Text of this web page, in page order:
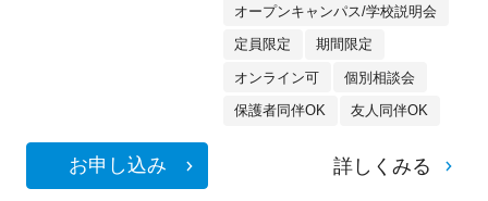
オープンキャンパス/学校説明会
定員限定 期間限定
オンライン可 個別相談会
保護者同伴OK 友人同伴OK
お申し込み 詳しくみる